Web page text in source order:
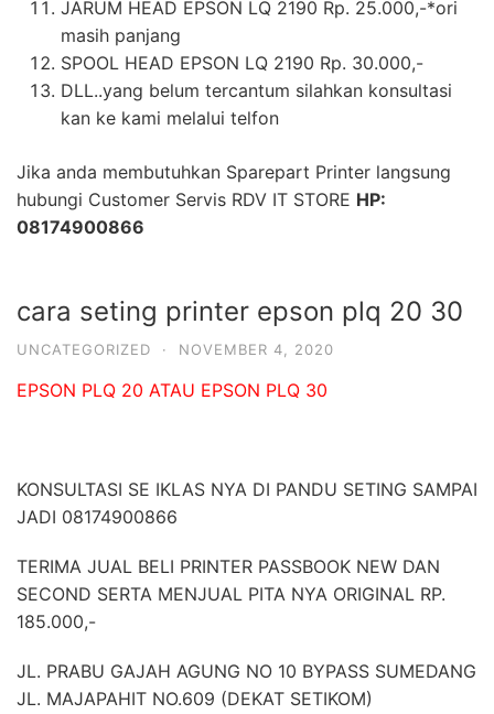
JARUM HEAD EPSON LQ 2190 Rp. 25.000,-*ori
masih panjang
SPOOL HEAD EPSON LQ 2190 Rp. 30.000,-
DLL..yang belum tercantum silahkan konsultasi
kan ke kami melalui telfon
Jika anda membutuhkan Sparepart Printer langsung
hubungi Customer Servis RDV IT STORE HP:
08174900866
cara seting printer epson plq 20 30
UNCATEGORIZED · NOVEMBER 4, 2020
EPSON PLQ 20 ATAU EPSON PLQ 30
KONSULTASI SE IKLAS NYA DI PANDU SETING SAMPAI
JADI 08174900866
TERIMA JUAL BELI PRINTER PASSBOOK NEW DAN
SECOND SERTA MENJUAL PITA NYA ORIGINAL RP.
185.000,-
JL. PRABU GAJAH AGUNG NO 10 BYPASS SUMEDANG
JL. MAJAPAHIT NO.609 (DEKAT SETIKOM)